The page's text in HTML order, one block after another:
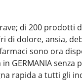
di 200 prodotti
di dolore, ansia,
sono ora
GERMANIA senza
rapida a tutti gli